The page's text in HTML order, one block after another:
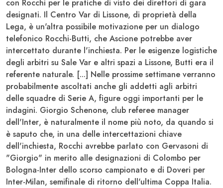
con Rocchi per le pratiche di visto dei direttori di gara
designati. Il Centro Var di Lissone, di proprietà della
Lega, è un'altra possibile motivazione per un dialogo
telefonico Rocchi-Butti, che Ascione potrebbe aver
intercettato durante l'inchiesta. Per le esigenze logistiche
degli arbitri su Sale Var e altri spazi a Lissone, Butti era il
referente naturale. [...] Nelle prossime settimane verranno
probabilmente ascoltati anche gli addetti agli arbitri
delle squadre di Serie A, figure oggi importanti per le
indagini. Giorgio Schenone, club referee manager
dell'Inter, è naturalmente il nome più noto, da quando si
è saputo che, in una delle intercettazioni chiave
dell'inchiesta, Rocchi avrebbe parlato con Gervasoni di
"Giorgio" in merito alle designazioni di Colombo per
Bologna-Inter dello scorso campionato e di Doveri per
Inter-Milan, semifinale di ritorno dell'ultima Coppa Italia.